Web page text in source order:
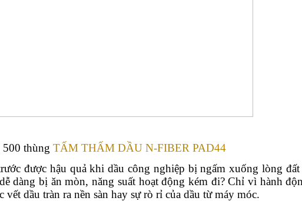
thùng TẤM THẤM DẦU N-FIBER PAD44
được hậu quả khi dầu công nghiệp bị ngấm xuống lòng
dàng bị ăn mòn, năng suất hoạt động kém đi? Chỉ vì hành
vết dầu tràn ra nền sàn hay sự rò rỉ của dầu từ máy móc.